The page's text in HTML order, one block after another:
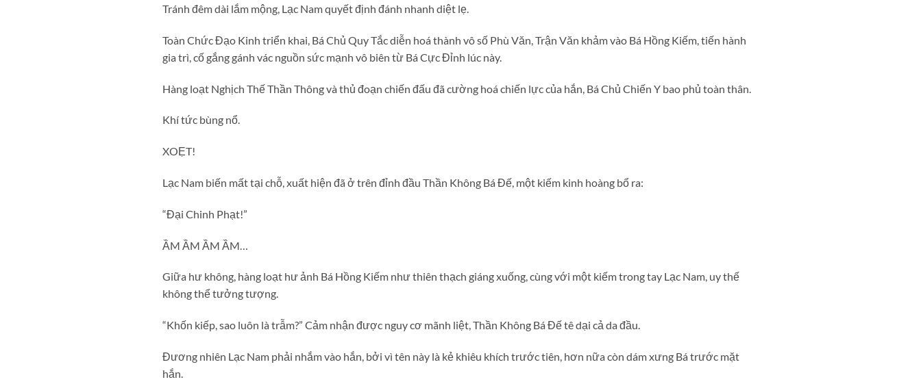
Tránh đêm dài lắm mộng, Lạc Nam quyết định đánh nhanh diệt lẹ.
Toàn Chức Đạo Kinh triển khai, Bá Chủ Quy Tắc diễn hoá thành vô số Phù Văn, Trận Văn khảm vào Bá Hồng Kiếm, tiến hành
gia trì, cố gắng gánh vác nguồn sức mạnh vô biên từ Bá Cực Đỉnh lúc này.
Hàng loạt Nghịch Thế Thần Thông và thủ đoạn chiến đấu đã cường hoá chiến lực của hắn, Bá Chủ Chiến Y bao phủ toàn thân.
Khí tức bùng nổ.
XOẸT!
Lạc Nam biến mất tại chỗ, xuất hiện đã ở trên đỉnh đầu Thần Không Bá Đế, một kiếm kinh hoàng bổ ra:
“Đại Chinh Phạt!”
ẦM ẦM ẦM ẦM…
Giữa hư không, hàng loạt hư ảnh Bá Hồng Kiếm như thiên thạch giáng xuống, cùng với một kiếm trong tay Lạc Nam, uy thế
không thể tưởng tượng.
“Khốn kiếp, sao luôn là trẫm?” Cảm nhận được nguy cơ mãnh liệt, Thần Không Bá Đế tê dại cả da đầu.
Đương nhiên Lạc Nam phải nhắm vào hắn, bởi vì tên này là kẻ khiêu khích trước tiên, hơn nữa còn dám xưng Bá trước mặt
hắn.